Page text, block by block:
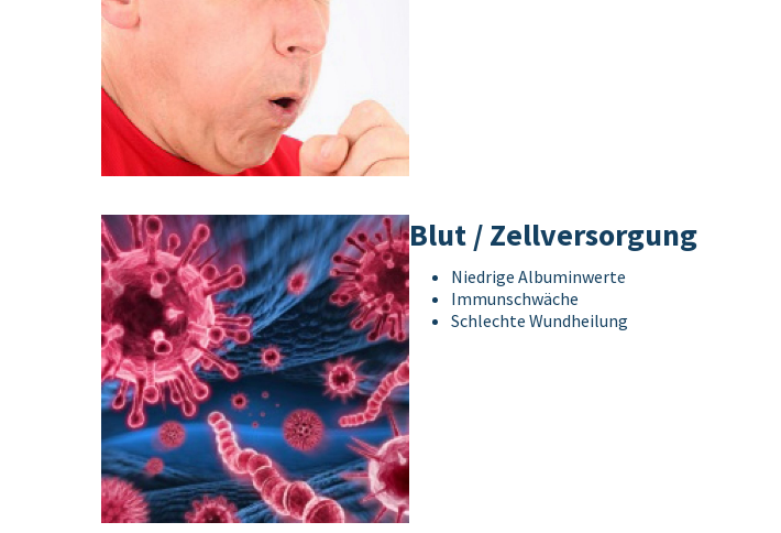
Blut / Zellversorgung
Niedrige Albuminwerte
Immunschwäche
Schlechte Wundheilung